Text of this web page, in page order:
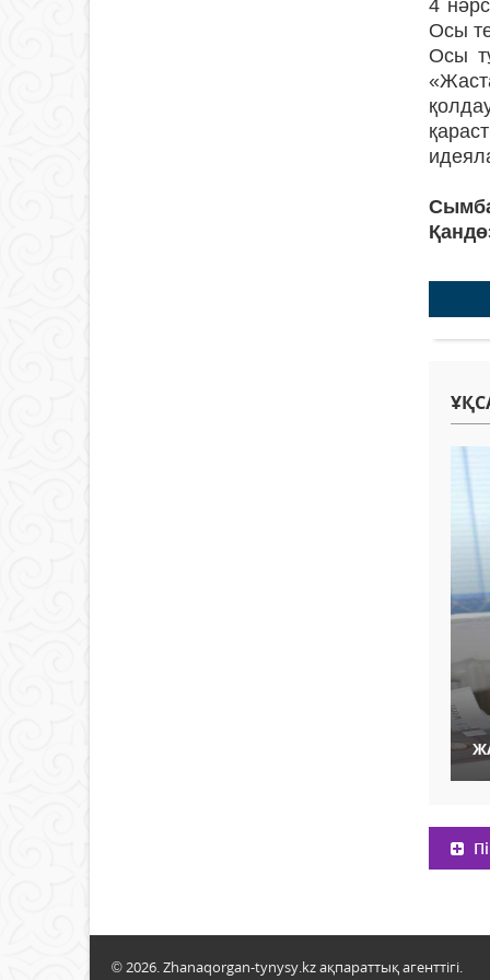
4
Осы
Осы
© 2026. Zhanaqorgan-tynysy.kz ақпараттық агенттігі.